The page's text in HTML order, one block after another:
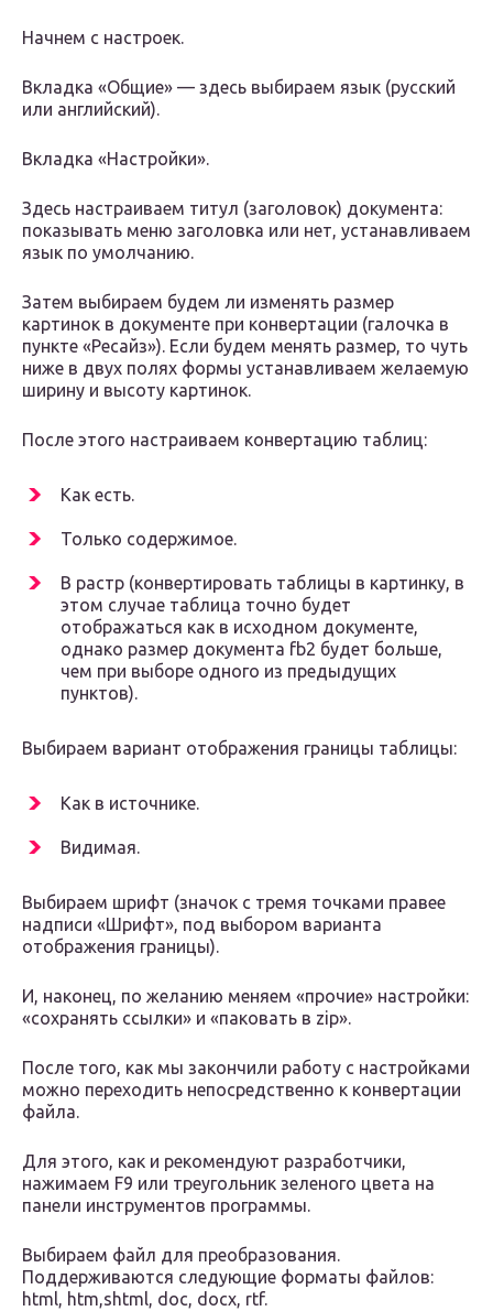
Начнем с настроек.
Вкладка «Общие» — здесь выбираем язык (русский
или английский).
Вкладка «Настройки».
Здесь настраиваем титул (заголовок) документа:
показывать меню заголовка или нет, устанавливаем
язык по умолчанию.
Затем выбираем будем ли изменять размер
картинок в документе при конвертации (галочка в
пункте «Ресайз»). Если будем менять размер, то чуть
ниже в двух полях формы устанавливаем желаемую
ширину и высоту картинок.
После этого настраиваем конвертацию таблиц:
Как есть.
Только содержимое.
В растр (конвертировать таблицы в картинку, в
этом случае таблица точно будет
отображаться как в исходном документе,
однако размер документа fb2 будет больше,
чем при выборе одного из предыдущих
пунктов).
Выбираем вариант отображения границы таблицы:
Как в источнике.
Видимая.
Выбираем шрифт (значок с тремя точками правее
надписи «Шрифт», под выбором варианта
отображения границы).
И, наконец, по желанию меняем «прочие» настройки:
«сохранять ссылки» и «паковать в zip».
После того, как мы закончили работу с настройками
можно переходить непосредственно к конвертации
файла.
Для этого, как и рекомендуют разработчики,
нажимаем F9 или треугольник зеленого цвета на
панели инструментов программы.
Выбираем файл для преобразования.
Поддерживаются следующие форматы файлов:
html, htm,shtml, doc, docx, rtf.